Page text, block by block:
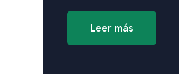
Leer más